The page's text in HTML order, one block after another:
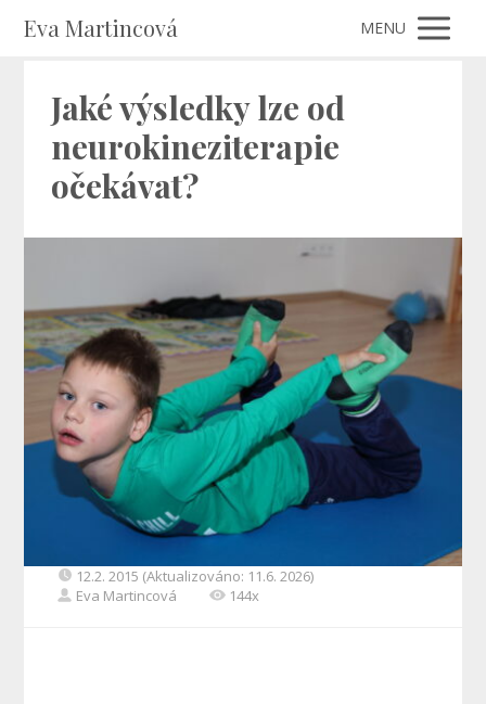
Eva Martincová MENU
Jaké výsledky lze od
neurokineziterapie
očekávat?
12.2. 2015 (Aktualizováno: 11.6. 2026)
Eva Martincová
144x